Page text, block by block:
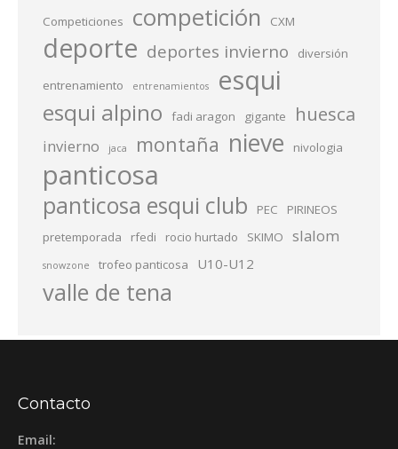
Competiciones competición CXM
deporte deportes invierno
diversión
entrenamiento
entrenamientos esqui
esqui alpino fadi aragon gigante huesca
invierno jaca montaña nieve nivologia
panticosa
panticosa esqui club PEC
PIRINEOS
pretemporada
rfedi rocio hurtado SKIMO slalom
snowzone trofeo panticosa U10-U12
valle de tena
Contacto
Email: